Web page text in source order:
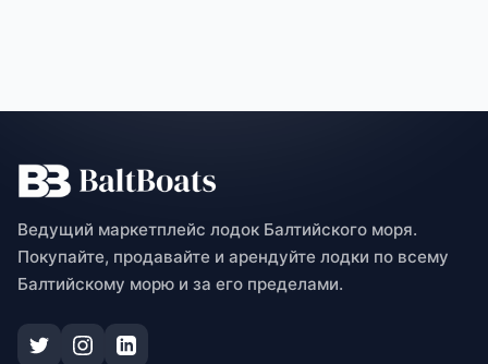
Ведущий маркетплейс лодок Балтийского моря.
Покупайте, продавайте и арендуйте лодки по всему
Балтийскому морю и за его пределами.